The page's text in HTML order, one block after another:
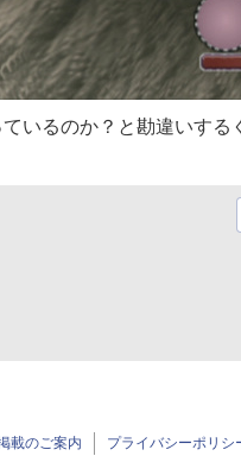
いるのか？と勘違いする
載のご案内 プライバシーポリシ